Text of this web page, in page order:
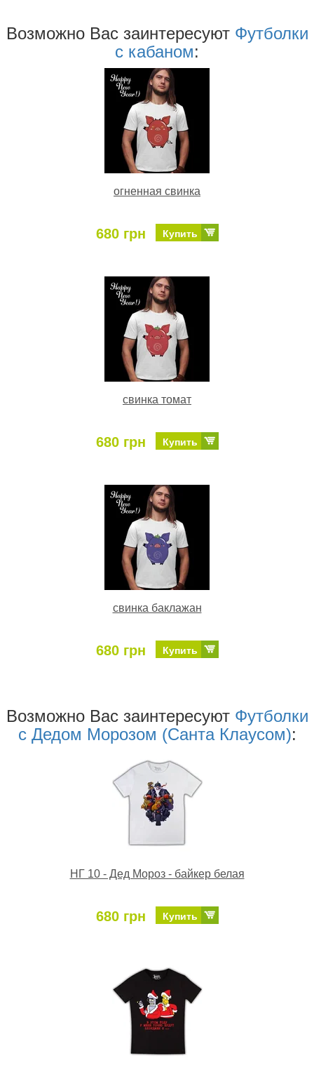
Возможно Ваc заинтересуют Футболки
с кабаном:
огненная свинка
680 грн Купить
свинка томат
680 грн Купить
свинка баклажан
680 грн Купить
Возможно Ваc заинтересуют Футболки
с Дедом Морозом (Санта Клаусом):
НГ 10 - Дед Мороз - байкер белая
680 грн Купить